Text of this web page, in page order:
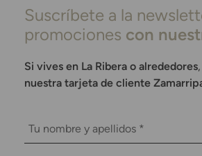
Suscríbete a la
promociones con
Si vives en La Ribera o alrededores
nuestra tarjeta de cliente